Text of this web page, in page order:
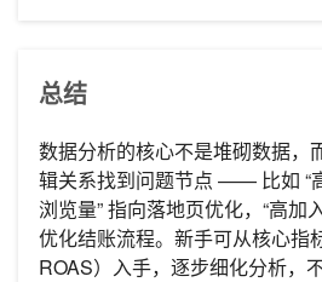
总结
数据分析的核心不是堆砌数据，
辑关系找到问题节点 —— 比如 “
浏览量” 指向落地页优化，“高加
优化结账流程。新手可从核心指
ROAS）入手，逐步细化分析，